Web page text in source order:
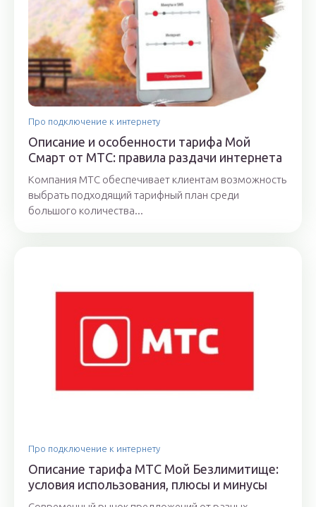
Про подключение к интернету
Описание и особенности тарифа Мой
Смарт от МТС: правила раздачи интернета
Компания МТС обеспечивает клиентам возможность
выбрать подходящий тарифный план среди
большого количества...
Про подключение к интернету
Описание тарифа МТС Мой Безлимитище:
условия использования, плюсы и минусы